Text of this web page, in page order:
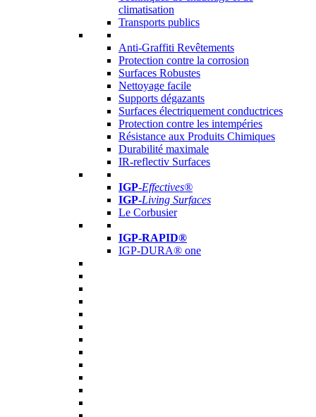
climatisation
Transports publics
Anti-Graffiti Revêtements
Protection contre la corrosion
Surfaces Robustes
Nettoyage facile
Supports dégazants
Surfaces électriquement conductrices
Protection contre les intempéries
Résistance aux Produits Chimiques
Durabilité maximale
IR-reflectiv Surfaces
IGP-Effectives®
IGP-Living Surfaces
Le Corbusier
IGP-RAPID®
IGP-DURA® one